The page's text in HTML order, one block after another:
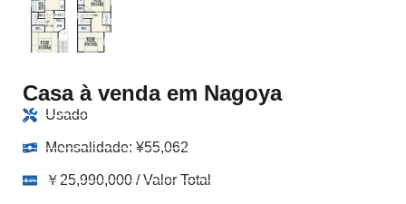
Casa à venda em Nagoya
Usado
Mensalidade: ¥55,062
￥25,990,000 / Valor Total